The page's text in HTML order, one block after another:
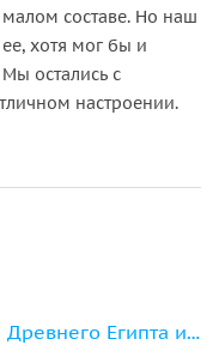
составе. Но наш
хотя мог бы и
остались с
настроении.
Музей Шарм-эль-Шейха: тайны Древнего Египта и уникальные артефакты